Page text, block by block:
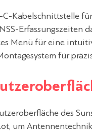
C-Kabelschnittstelle
Menü für eine
für
des
um